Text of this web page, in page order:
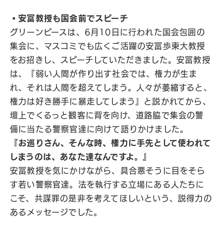
▪️安冨教授も国会前でスピーチ
グリーンピースは、6月10日に行われた国会包囲の
集会に、マスコミでも広くご活躍の安冨歩東大教授
をお招きし、スピーチしていただきました。安冨教授
は、『弱い人間が作り出す社会では、権力が生ま
れ、それは人間を超えてしまう。人々が萎縮すると、
権力は好き勝手に暴走してしまう』と説かれてから、
壇上でくるっと観客に背を向け、道路脇で集会の警
備に当たる警察官達に向けて語りかけました。
『お巡りさん、そんな時、権力に手先として使われて
しまうのは、あなた達なんですよ。』
安冨教授を気にかけながら、具合悪そうに目をそら
す若い警察官達。法を執行する立場にある人たちに
こそ、共謀罪の是非を考えてほしいという、説得力の
あるメッセージでした。